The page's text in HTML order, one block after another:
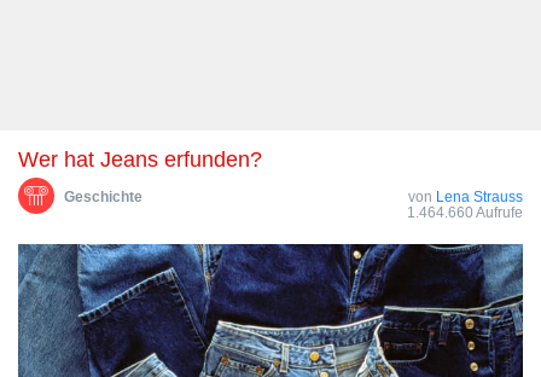
Wer hat Jeans erfunden?
Geschichte von Lena Strauss
1.464.660 Aufrufe